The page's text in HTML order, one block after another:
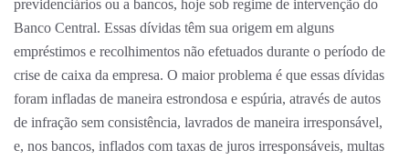
previdenciários ou a bancos, hoje sob regime de intervenção do
Banco Central. Essas dívidas têm sua origem em alguns
empréstimos e recolhimentos não efetuados durante o período de
crise de caixa da empresa. O maior problema é que essas dívidas
foram infladas de maneira estrondosa e espúria, através de autos
de infração sem consistência, lavrados de maneira irresponsável,
e, nos bancos, inflados com taxas de juros irresponsáveis, multas